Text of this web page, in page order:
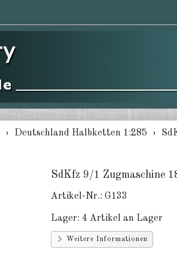
Deutschland Halbketten 1:285
SdKfz 9/1 Zugmaschine
Artikel-Nr.: G133
Lager: 4 Artikel an Lager
Weitere Informationen